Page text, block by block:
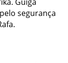
segurança